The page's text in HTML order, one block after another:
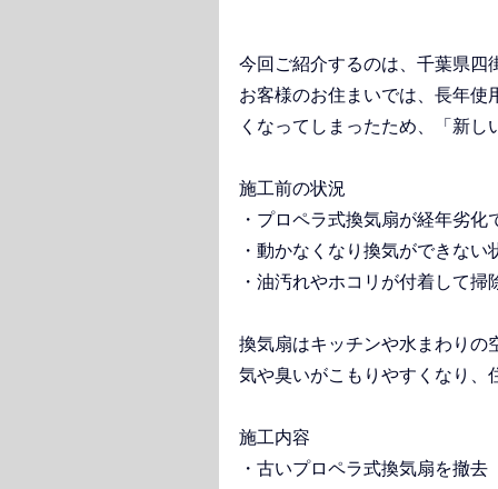
今回ご紹介するのは、千葉県四
お客様のお住まいでは、長年使
くなってしまったため、「新し
施工前の状況
・プロペラ式換気扇が経年劣化
・動かなくなり換気ができない
・油汚れやホコリが付着して掃
換気扇はキッチンや水まわりの
気や臭いがこもりやすくなり、
施工内容
・古いプロペラ式換気扇を撤去